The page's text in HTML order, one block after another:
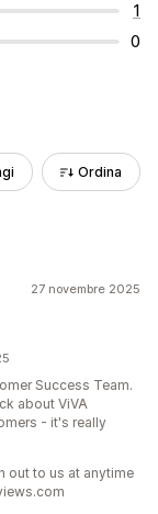
1
0
Ordina
27 novembre 2025
Success Team.
about ViVA
- it's really
out to us at anytime